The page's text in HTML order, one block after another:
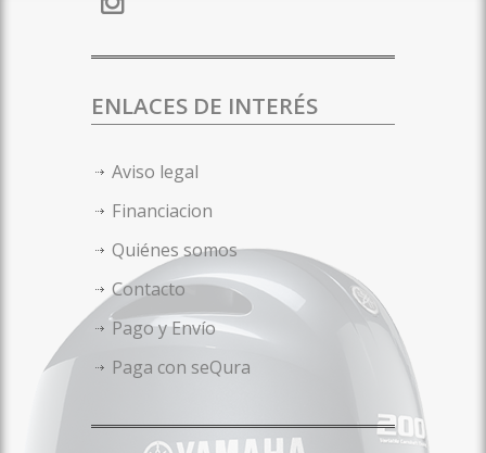
ENLACES DE INTERÉS
Aviso legal
Financiacion
Quiénes somos
Contacto
Pago y Envío
Paga con seQura